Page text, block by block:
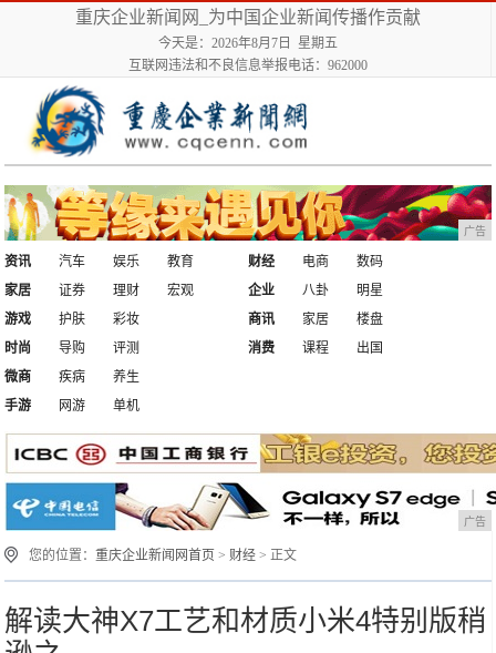
重庆企业新闻网_为中国企业新闻传播作贡献
今天是：2026年8月7日 星期五
互联网违法和不良信息举报电话：962000
广告
资讯 汽车 娱乐
教育
家居
证券 理财 宏观
财经 电商
数码
企业
八卦
明星
游戏
护肤
彩妆
时尚
导购 评测
商讯 家居
楼盘
消费
课程
出国
微商
疾病
养生
手游
网游 单机
广告
您的位置：重庆企业新闻网首页 > 财经 > 正文
解读大神X7工艺和材质小米4特别版稍